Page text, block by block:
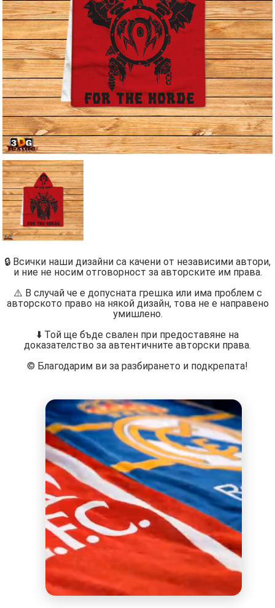
🔒 Всички наши дизайни са качени от независими автори,
и ние не носим отговорност за авторските им права.
⚠️ В случай че е допусната грешка или има проблем с
авторското право на някой дизайн, това не е направено
умишлено.
⬇️ Той ще бъде свален при предоставяне на
доказателство за автентичните авторски права.
©️ Благодарим ви за разбирането и подкрепата!